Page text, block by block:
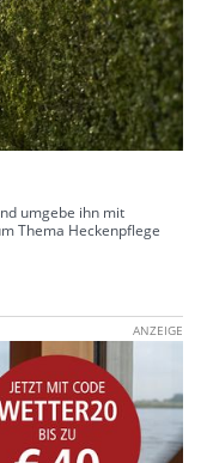
umgebe ihn mit
Thema Heckenpflege
ANZEIGE